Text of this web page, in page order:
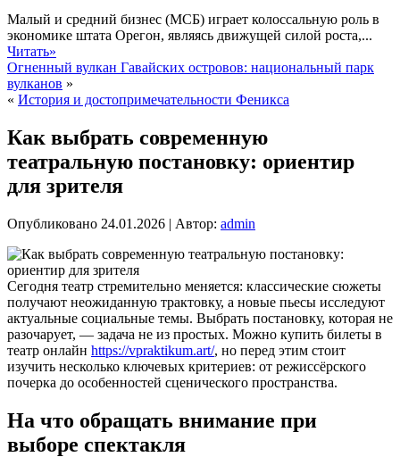
Малый и средний бизнес (МСБ) играет колоссальную роль в
экономике штата Орегон, являясь движущей силой роста,...
Читать»
Огненный вулкан Гавайских островов: национальный парк
вулканов »
« История и достопримечательности Феникса
Как выбрать современную
театральную постановку: ориентир
для зрителя
Опубликовано 24.01.2026 | Автор: admin
Сегодня театр стремительно меняется: классические сюжеты
получают неожиданную трактовку, а новые пьесы исследуют
актуальные социальные темы. Выбрать постановку, которая не
разочарует, — задача не из простых. Можно купить билеты в
театр онлайн https://vpraktikum.art/, но перед этим стоит
изучить несколько ключевых критериев: от режиссёрского
почерка до особенностей сценического пространства.
На что обращать внимание при
выборе спектакля